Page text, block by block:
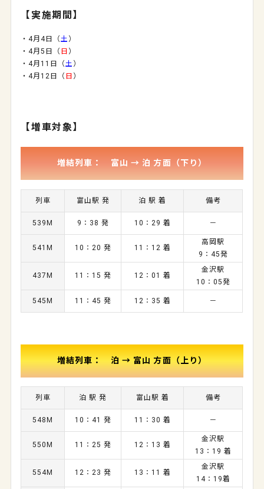
【実施期間】
・4月4日（土 ）
・4月5日（ 日 ）
・4月11日（土 ）
・4月12日（ 日 ）
【増車対象】
増結列車： 富山 → 泊 方面（下り）
列車 富山駅 発 泊 駅 着 備考
539M 9：38 発 10：29 着 －
541M 10：20 発 11：12 着
高岡駅
9：45発
437M 11：15 発 12：01 着
金沢駅
10：05発
545M 11：45 発 12：35 着 －
増結列車： 泊 → 富山 方面（上り）
列車 泊 駅 発 富山駅 着 備考
548M 10：41 発 11：30 着 －
550M 11：25 発 12：13 着
金沢駅
13：19 着
554M 12：23 発 13：11 着
金沢駅
14：19着